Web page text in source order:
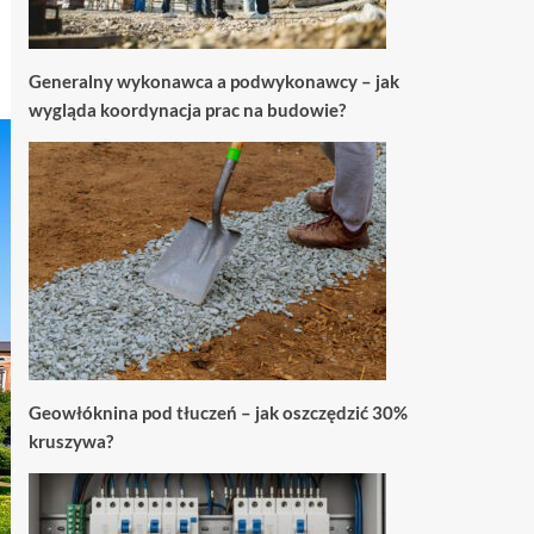
Generalny wykonawca a podwykonawcy – jak
wygląda koordynacja prac na budowie?
Geowłóknina pod tłuczeń – jak oszczędzić 30%
kruszywa?